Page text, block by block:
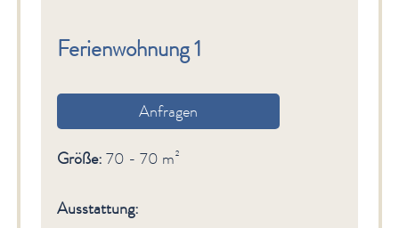
Ferienwohnung 1
Anfragen
Größe: 70 - 70 m²
Ausstattung: